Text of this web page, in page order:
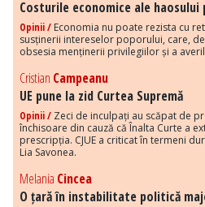
Costurile economice ale
Opinii / Economia nu poate rezista cu
susținerii intereselor poporului, care,
obsesia menținerii privilegiilor și a
Cristian Campeanu
UE pune la zid Curtea Supremă
Opinii / Zeci de inculpați au scăpat de
închisoare din cauză că Înalta Curte a
prescripția. CJUE a criticat în termeni
Lia Savonea.
Melania Cincea
O țară în instabilitate politică